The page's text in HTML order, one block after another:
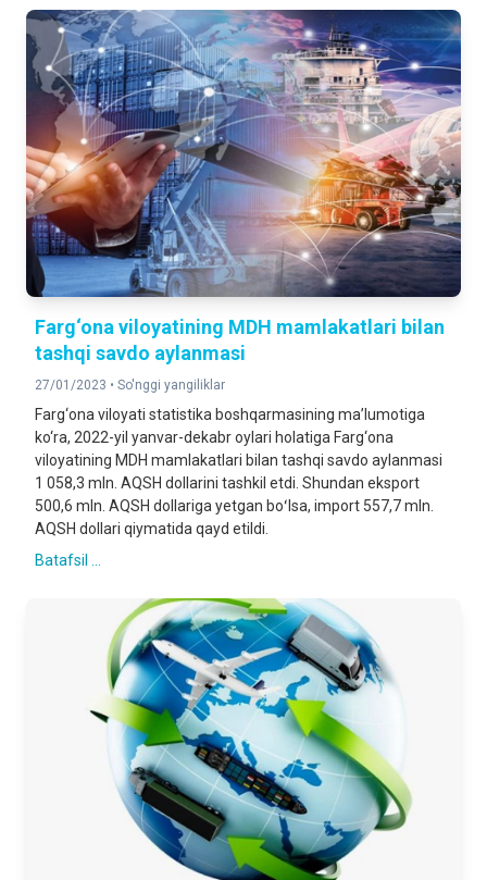
Farg‘ona viloyatining MDH mamlakatlari bilan
tashqi savdo aylanmasi
27/01/2023 • So'nggi yangiliklar
Farg‘ona viloyati statistika boshqarmasining ma’lumotiga
ko‘ra, 2022-yil yanvar-dekabr oylari holatiga Farg‘ona
viloyatining MDH mamlakatlari bilan tashqi savdo aylanmasi
1 058,3 mln. AQSH dollarini tashkil etdi. Shundan eksport
500,6 mln. AQSH dollariga yetgan boʻlsa, import 557,7 mln.
AQSH dollari qiymatida qayd etildi.
Batafsil ...